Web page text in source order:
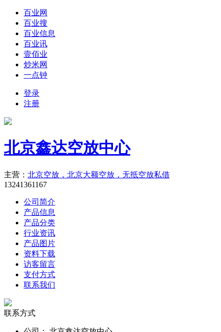
百业网
百业搜
百业信息
百业讯
壹佰业
炒米网
一点钟
登录
注册
北京鑫达空放中心
主营： 北京空放，北京大额空放，无抵空放私借
13241361167
公司简介
产品信息
产品分类
行业资讯
产品图片
资料下载
访客留言
支付方式
联系我们
联系方式